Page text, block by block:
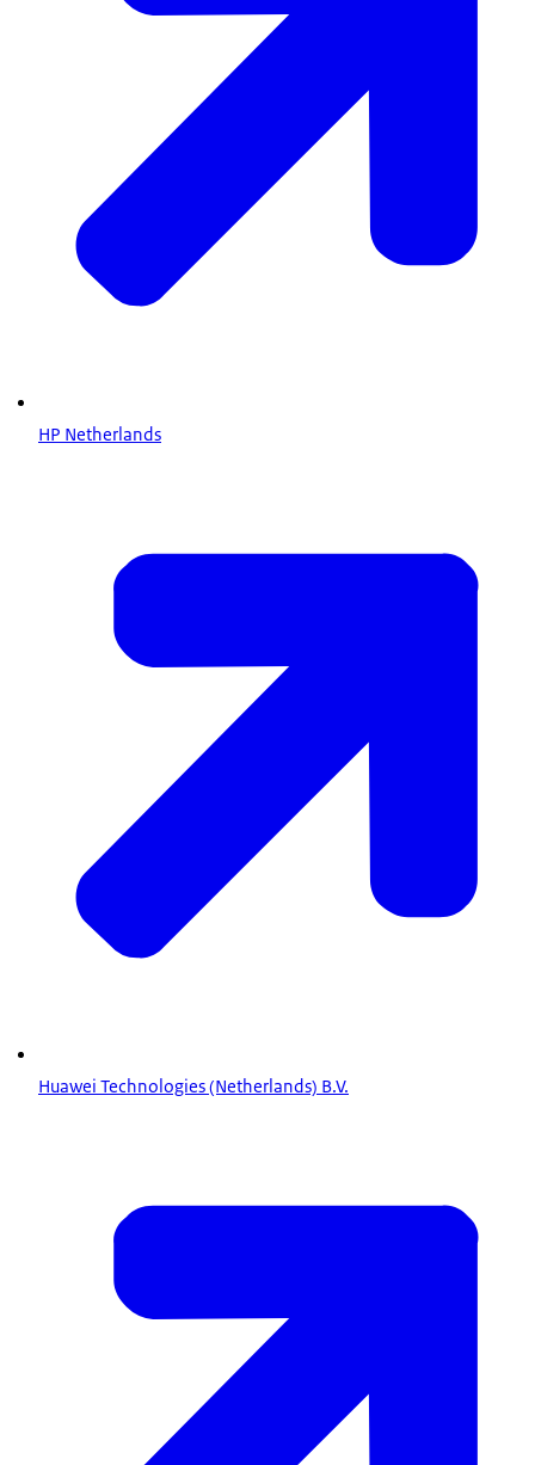
HP Netherlands
Huawei Technologies (Netherlands) B.V.